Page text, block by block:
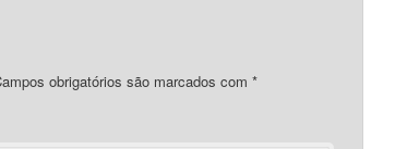
obrigatórios são marcados com *